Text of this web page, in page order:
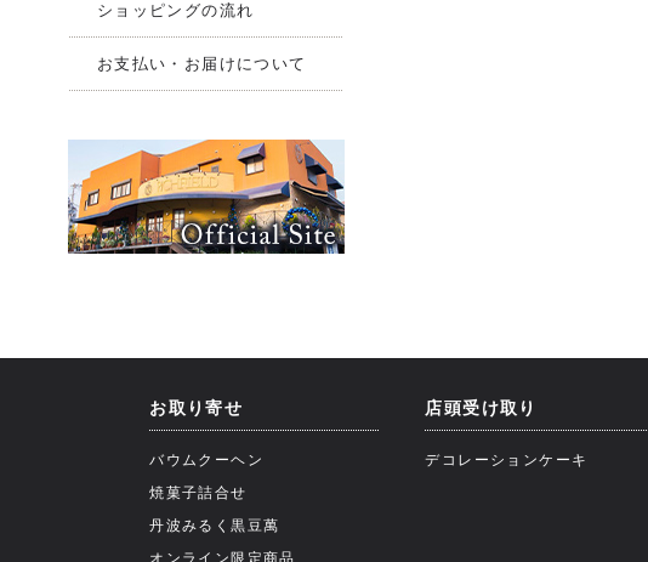
ショッピングの流れ
お支払い・お届けについて
お取り寄せ
バウムクーヘン
焼菓子詰合せ
丹波みるく黒豆萬
オンライン限定商品
店頭受け取り
デコレーションケーキ